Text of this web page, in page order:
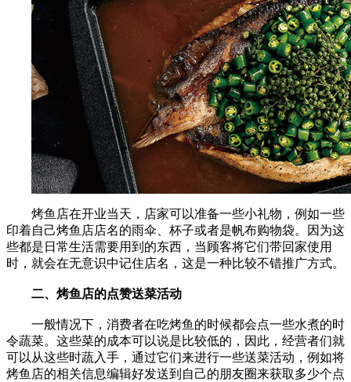
烤鱼店在开业当天，店家可以准备一些小礼物，例如一些
印着自己烤鱼店店名的雨伞、杯子或者是帆布购物袋。因为这
些都是日常生活需要用到的东西，当顾客将它们带回家使用
时，就会在无意识中记住店名，这是一种比较不错推广方式。
二、烤鱼店的点赞送菜活动
一般情况下，消费者在吃烤鱼的时候都会点一些水煮的时
令蔬菜。这些菜的成本可以说是比较低的，因此，经营者们就
可以从这些时蔬入手，通过它们来进行一些送菜活动，例如将
烤鱼店的相关信息编辑好发送到自己的朋友圈来获取多少个点